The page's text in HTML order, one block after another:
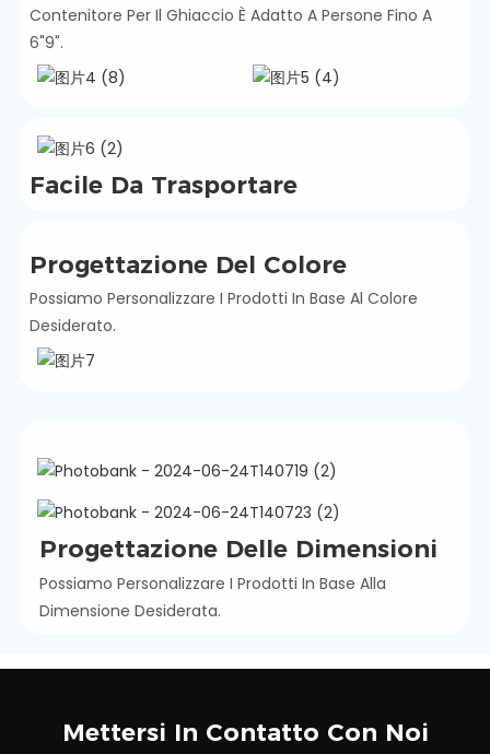
Contenitore Per Il Ghiaccio È Adatto A Persone Fino A
6"9".
Facile Da Trasportare
Progettazione Del Colore
Possiamo Personalizzare I Prodotti In Base Al Colore
Desiderato.
Progettazione Delle Dimensioni
Possiamo Personalizzare I Prodotti In Base Alla
Dimensione Desiderata.
Mettersi In Contatto Con Noi